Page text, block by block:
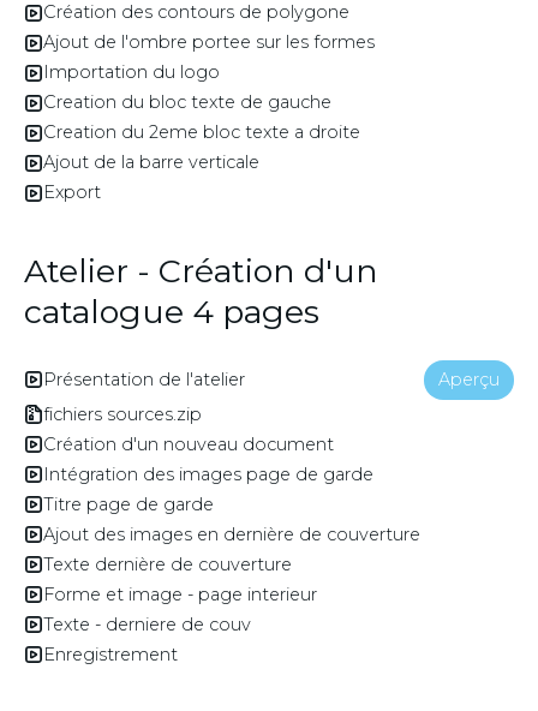
Création des contours de polygone
Ajout de l'ombre portee sur les formes
Importation du logo
Creation du bloc texte de gauche
Creation du 2eme bloc texte a droite
Ajout de la barre verticale
Export
Atelier - Création d'un
catalogue 4 pages
Présentation de l'atelier
Aperçu
fichiers sources.zip
Création d'un nouveau document
Intégration des images page de garde
Titre page de garde
Ajout des images en dernière de couverture
Texte dernière de couverture
Forme et image - page interieur
Texte - derniere de couv
Enregistrement